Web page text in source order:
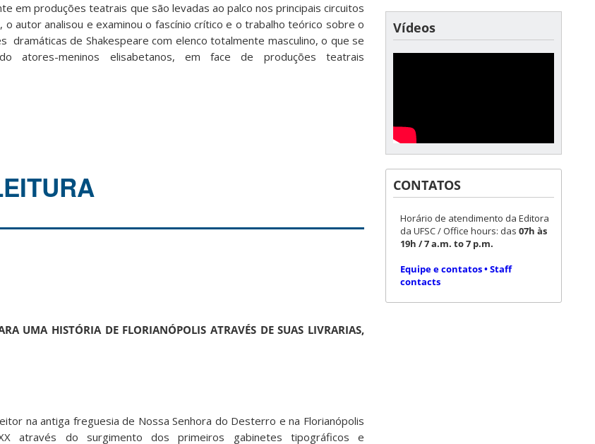
em produções teatrais que são levadas ao palco nos principais circuitos
o autor analisou e examinou o fascínio crítico e o trabalho teórico sobre o
dramáticas de Shakespeare com elenco totalmente masculino, o que se
atores-meninos elisabetanos, em face de produções teatrais
UMA HISTÓRIA DE FLORIANÓPOLIS ATRAVÉS DE SUAS LIVRARIAS,
na antiga freguesia de Nossa Senhora do Desterro e na Florianópolis
através do surgimento dos primeiros gabinetes tipográficos e
Vídeos
CONTATOS
Horário de atendimento da Editora
da UFSC / Office hours: das 07h às
19h / 7 a.m. to 7 p.m.
Equipe e contatos • Staff
contacts